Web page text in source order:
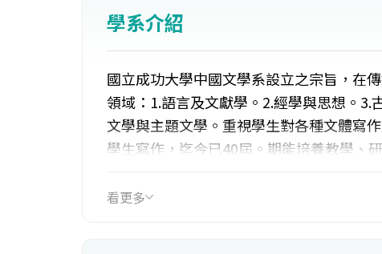
學系介紹
國立成功大學中國文學系設立之宗旨，在
領域：1.語言及文獻學。2.經學與思想。3.
文學與主題文學。重視學生對各種文體寫
學生寫作，迄今已40屆。期能培養教學、
看更多